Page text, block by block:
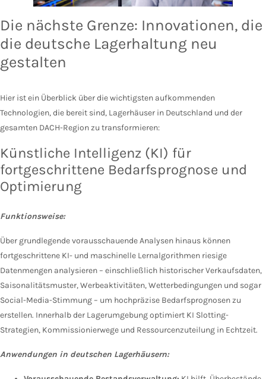
Die nächste Grenze: Innovationen, die
die deutsche Lagerhaltung neu
gestalten
Hier ist ein Überblick über die wichtigsten aufkommenden
Technologien, die bereit sind, Lagerhäuser in Deutschland und der
gesamten DACH-Region zu transformieren:
Künstliche Intelligenz (KI) für
fortgeschrittene Bedarfsprognose und
Optimierung
Funktionsweise:
Über grundlegende vorausschauende Analysen hinaus können
fortgeschrittene KI- und maschinelle Lernalgorithmen riesige
Datenmengen analysieren – einschließlich historischer Verkaufsdaten,
Saisonalitätsmuster, Werbeaktivitäten, Wetterbedingungen und sogar
Social-Media-Stimmung – um hochpräzise Bedarfsprognosen zu
erstellen. Innerhalb der Lagerumgebung optimiert KI Slotting-
Strategien, Kommissionierwege und Ressourcenzuteilung in Echtzeit.
Anwendungen in deutschen Lagerhäusern: